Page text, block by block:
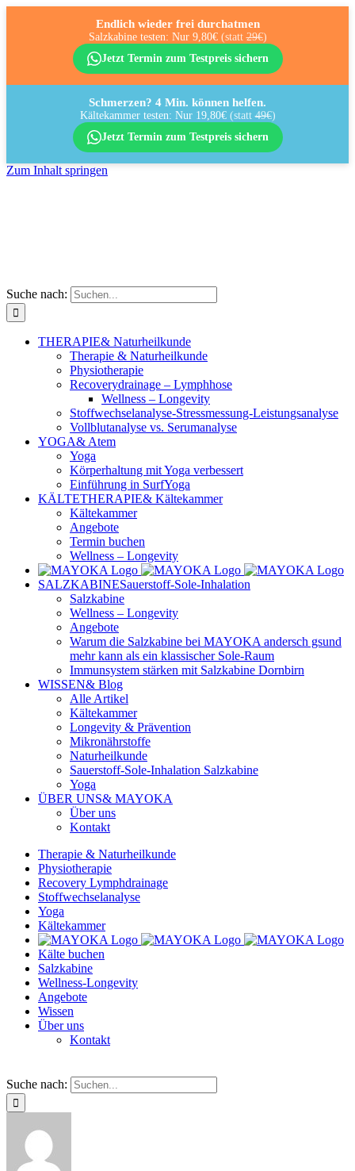
Endlich wieder frei durchatmen
Salzkabine testen: Nur 9,80€ (statt29€)
Jetzt Termin zum Testpreis sichern
Schmerzen? 4 Min. können helfen.
Kältekammer testen: Nur 19,80€ (statt49€)
Jetzt Termin zum Testpreis sichern
Zum Inhalt springen
Suche nach:
THERAPIE& Naturheilkunde
Therapie & Naturheilkunde
Physiotherapie
Recoverydrainage – Lymphhose
Wellness – Longevity
Stoffwechselanalyse-Stressmessung-Leistungsanalyse
Vollblutanalyse vs. Serumanalyse
YOGA& Atem
Yoga
Körperhaltung mit Yoga verbessert
Einführung in SurfYoga
KÄLTETHERAPIE& Kältekammer
Kältekammer
Angebote
Termin buchen
Wellness – Longevity
SALZKABINESauerstoff-Sole-Inhalation
Salzkabine
Wellness – Longevity
Angebote
Warum die Salzkabine bei MAYOKA andersch gsund
mehr kann als ein klassischer Sole-Raum
Immunsystem stärken mit Salzkabine Dornbirn
WISSEN& Blog
Alle Artikel
Kältekammer
Longevity & Prävention
Mikronährstoffe
Naturheilkunde
Sauerstoff-Sole-Inhalation Salzkabine
Yoga
ÜBER UNS& MAYOKA
Über uns
Kontakt
Therapie & Naturheilkunde
Physiotherapie
Recovery Lymphdrainage
Stoffwechselanalyse
Yoga
Kältekammer
Kälte buchen
Salzkabine
Wellness-Longevity
Angebote
Wissen
Über uns
Kontakt
Suche nach: